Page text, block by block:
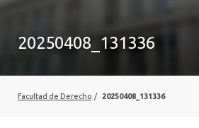
20250408_131336
Facultad de Derecho / 20250408_131336